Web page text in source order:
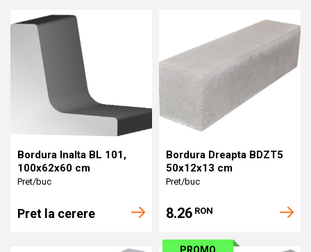
Bordura Inalta BL 101,
100x62x60 cm
Pret/buc
Pret la cerere
Bordura Dreapta BDZT5
50x12x13 cm
Pret/buc
8.26 RON